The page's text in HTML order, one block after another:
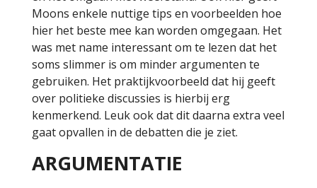
Moons enkele nuttige tips en voorbeelden hoe
hier het beste mee kan worden omgegaan. Het
was met name interessant om te lezen dat het
soms slimmer is om minder argumenten te
gebruiken. Het praktijkvoorbeeld dat hij geeft
over politieke discussies is hierbij erg
kenmerkend. Leuk ook dat dit daarna extra veel
gaat opvallen in de debatten die je ziet.
ARGUMENTATIE